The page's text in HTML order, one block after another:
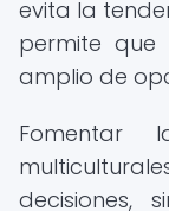
evita la
permite que
amplio de
Fomentar
decisiones,